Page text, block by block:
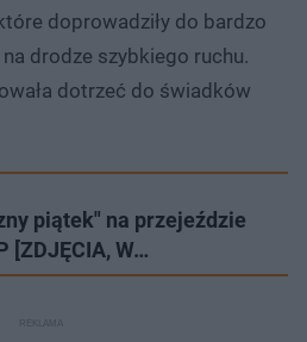
doprowadziły do bardzo
drodze szybkiego ruchu.
dotrzeć do świadków
piątek" na przejeździe
[ZDJĘCIA, W…